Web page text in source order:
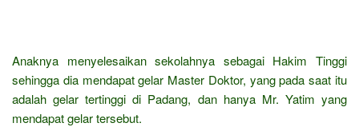
Anaknya menyelesaikan sekolahnya sebagai Hakim Tinggi
sehingga dia mendapat gelar Master Doktor, yang pada saat itu
adalah gelar tertinggi di Padang, dan hanya Mr. Yatim yang
mendapat gelar tersebut.